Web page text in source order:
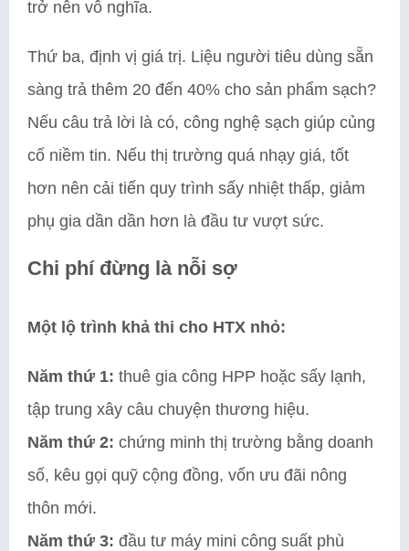
trở nên vô nghĩa.
Thứ ba, định vị giá trị. Liệu người tiêu dùng sẵn
sàng trả thêm 20 đến 40% cho sản phẩm sạch?
Nếu câu trả lời là có, công nghệ sạch giúp củng
cố niềm tin. Nếu thị trường quá nhạy giá, tốt
hơn nên cải tiến quy trình sấy nhiệt thấp, giảm
phụ gia dần dần hơn là đầu tư vượt sức.
Chi phí đừng là nỗi sợ
Một lộ trình khả thi cho HTX nhỏ:
Năm thứ 1: thuê gia công HPP hoặc sấy lạnh,
tập trung xây câu chuyện thương hiệu.
Năm thứ 2: chứng minh thị trường bằng doanh
số, kêu gọi quỹ cộng đồng, vốn ưu đãi nông
thôn mới.
Năm thứ 3: đầu tư máy mini công suất phù